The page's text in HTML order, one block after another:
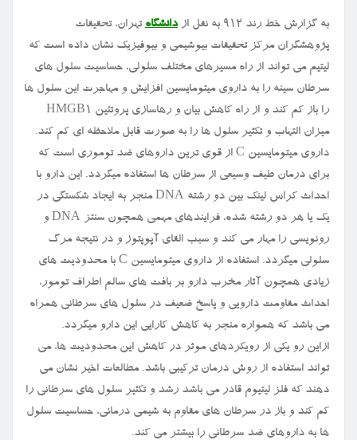
به گزارش خط رند ۹۱۲ به نقل از دانشگاه تهران، تحقیقات
پژوهشگران مرکز تحقیقات بیوشیمی و بیوفیزیک نشان داده است که
لیتیم می تواند از راه مسیرهای مختلف سلولی، حساسیت سلول های
سرطان سینه را به داروی میتومایسین افزایش و مهاجرت این سلول ها
را باز کم کند و از راه کاهش بیان و رهاسازی پروتئین HMGB۱
میزان التهاب و تکثیر سلول ها را به صورت قابل ملاحظه ای کم کند.
داروی میتومایسین C از قوی ترین داروهای ضد توموری است که
برای درمان طیف وسیعی از سرطان ها استفاده میگردد. این دارو با
احداث کراس لینک بین دو رشته DNA منجر به ایجاد شکستگی در
یک یا هر دو رشته شده، فرایندهای مهمی همچون سنتز DNA و
رونویسی را مهار می کند و سبب القای آپوپتوز و در نتیجه مرگ
سلولی میگردد. استفاده از داروی میتومایسین C با محدودیت های
زیادی همچون آثار مخرب دارو بر بافت های سالم اطراف تومور،
احداث مقاومت دارویی و پاسخ ضعیف در سلول های سرطانی همراه
می باشد که همواره منجر به کاهش کارایی این دارو میگردد.
ازاین رو یکی از رویکردهای موثر در کاهش این محدودیت ها، می
تواند استفاده از روش درمان ترکیبی باشد. مطالعات اخیر نشان می
دهند که فلز لیتیوم قادر می باشد رشد و تکثیر سلول های سرطانی را
کم کند و باز در سرطان های مقاوم به شیمی درمانی، حساسیت سلول
ها به داروهای ضد سرطانی را بیشتر می کند.